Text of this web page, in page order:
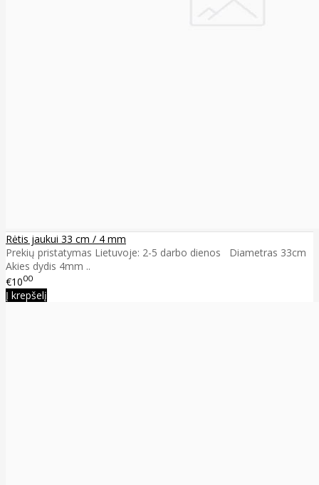
Rėtis jaukui 33 cm / 4 mm
Prekių pristatymas Lietuvoje: 2-5 darbo dienos Diametras 33cm
Akies dydis 4mm ..
€1000
Į krepšelį